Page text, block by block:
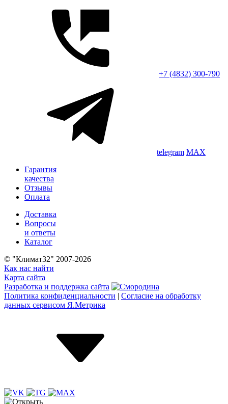
+7 (4832) 300-790
telegram MAX
Гарантия
качества
Отзывы
Оплата
Доставка
Вопросы
и ответы
Каталог
© "Климат32" 2007-2026
Как нас найти
Карта сайта
Разработка и поддержка сайта
Политика конфиденциальности | Согласие на обработку
данных сервисом Я.Метрика